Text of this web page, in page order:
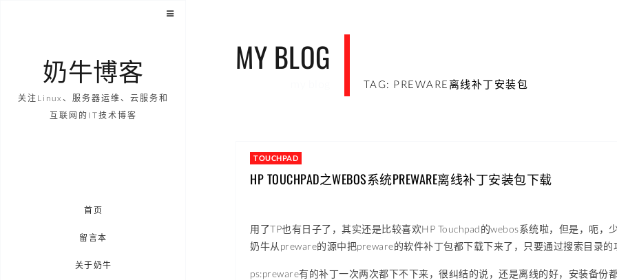
奶牛博客
关注Linux、服务器运维、云服务和
互联网的IT技术博客
首页
留言本
关于奶牛
MY BLOG
TAG: PREWARE离线补丁安装包
TOUCHPAD
HP TOUCHPAD之WEBOS系统PREWARE离线补丁安装包下载
用了TP也有日子了，其实还是比较喜欢HP Touchpad的webos系统啦，但是，呃
奶牛从preware的源中把preware的软件补丁包都下载下来了，只要通过搜索目录
ps:preware有的补丁一次两次都下不下来，很纠结的说，还是离线的好，安装备份